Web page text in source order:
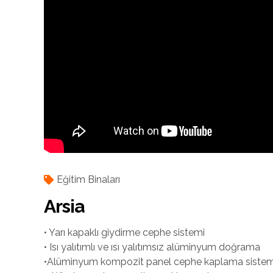
Eğitim Binaları
Arsia
• Yarı kapaklı giydirme cephe sistemi
• Isı yalıtımlı ve ısı yalıtımsız alüminyum doğrama
•Alüminyum kompozit panel cephe kaplama